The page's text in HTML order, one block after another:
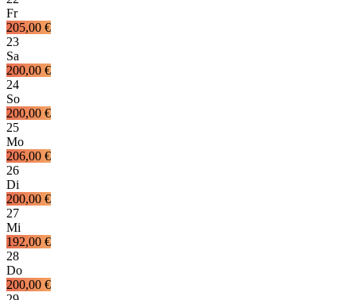
Fr
205,00 €
23
Sa
200,00 €
24
So
200,00 €
25
Mo
206,00 €
26
Di
200,00 €
27
Mi
192,00 €
28
Do
200,00 €